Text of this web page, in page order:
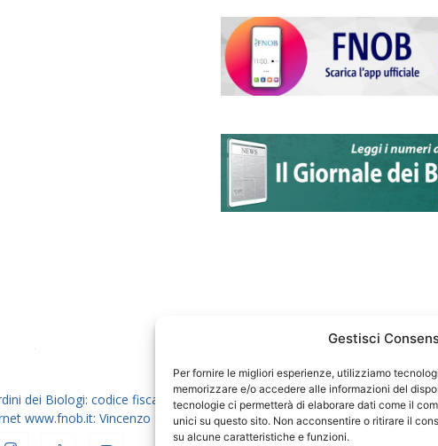
Gestisci
Per fornire le migliori esperienze, utilizziamo
memorizzare e/o accedere alle informazioni del
tecnologie ci permetterà di elaborare dati come il
unici su questo sito. Non acconsentire o ritirare il
su alcune caratteristiche e funzioni.
dei
dei Biologi: codice fiscale 80069130583
www.fnob.it: Vincenzo D'Anna